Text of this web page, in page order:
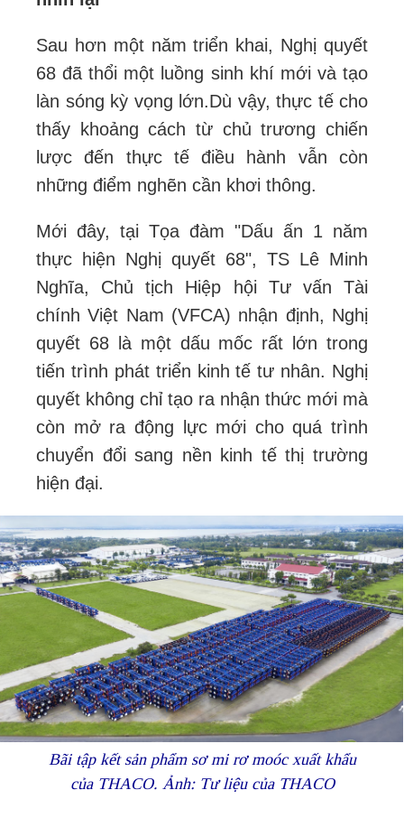
Sau hơn một năm triển khai, Nghị quyết
68 đã thổi một luồng sinh khí mới và tạo
làn sóng kỳ vọng lớn.Dù vậy, thực tế cho
thấy khoảng cách từ chủ trương chiến
lược đến thực tế điều hành vẫn còn
những điểm nghẽn cần khơi thông.
Mới đây, tại Tọa đàm "Dấu ấn 1 năm
thực hiện Nghị quyết 68", TS Lê Minh
Nghĩa, Chủ tịch Hiệp hội Tư vấn Tài
chính Việt Nam (VFCA) nhận định, Nghị
quyết 68 là một dấu mốc rất lớn trong
tiến trình phát triển kinh tế tư nhân. Nghị
quyết không chỉ tạo ra nhận thức mới mà
còn mở ra động lực mới cho quá trình
chuyển đổi sang nền kinh tế thị trường
hiện đại.
Bãi tập kết sản phẩm sơ mi rơ moóc xuất khẩu
của THACO. Ảnh: Tư liệu của THACO